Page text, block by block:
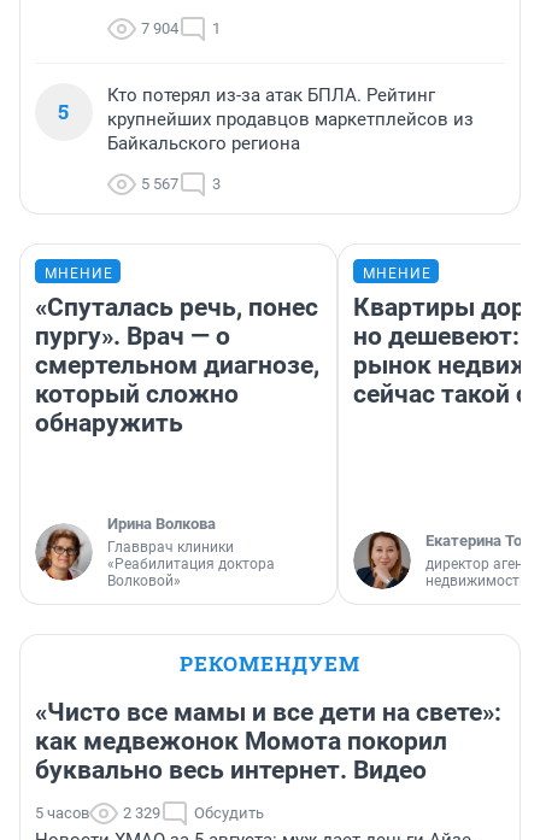
7 904 1
5
Кто потерял из-за атак БПЛА. Рейтинг
крупнейших продавцов маркетплейсов из
Байкальского региона
5 567 3
МНЕНИЕ
«Спуталась речь, понес
пургу». Врач — о
смертельном диагнозе,
который сложно
обнаружить
Ирина Волкова
Главврач клиники
«Реабилитация доктора
Волковой»
МНЕНИЕ
Квартиры
но дешевеют:
рынок
сейчас такой
Екатерина
директор
недвижимости
РЕКОМЕНДУЕМ
«Чисто все мамы и все дети на свете»:
как медвежонок Момота покорил
буквально весь интернет. Видео
5 часов 2 329 Обсудить